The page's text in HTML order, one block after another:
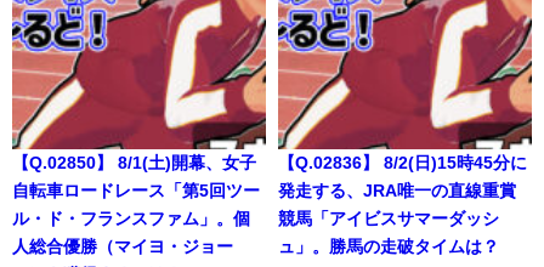
【Q.02850】 8/1(土)開幕、女子
自転車ロードレース「第5回ツー
ル・ド・フランスファム」。個
人総合優勝（マイヨ・ジョー
【Q.02836】 8/2(日)15時45分に
発走する、JRA唯一の直線重賞
競馬「アイビスサマーダッシ
ュ」。勝馬の走破タイムは？